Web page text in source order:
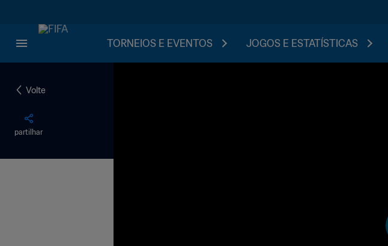
TORNEIOS E EVENTOS JOGOS E ESTATÍSTICAS
Volte
partilhar